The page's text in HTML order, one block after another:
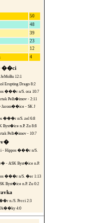
50
48
39
23
12
4
��ci
12:1
Erupting Drago 8:2
���r n/S. ora 10:7
Pelh�imov - 2:11
- SK J
���r n/S. zel 6:8
n.P. Zu 8:8
Pelh�imov - 10:7
- Hippos ���r n/S.
- ASK Byst�ice n.P.
���r n/S. �er 1:13
Byst�ice n.P. Zu 0:2
n./S. Prcci 2:3
4:0